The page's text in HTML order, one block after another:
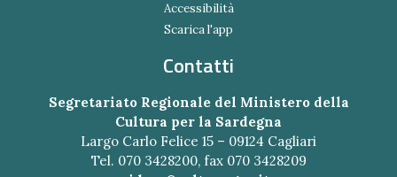
Accessibilità
Scarica l'app
Contatti
Segretariato Regionale del Ministero della
Cultura per la Sardegna
Largo Carlo Felice 15 – 09124 Cagliari
Tel. 070 3428200, fax 070 3428209